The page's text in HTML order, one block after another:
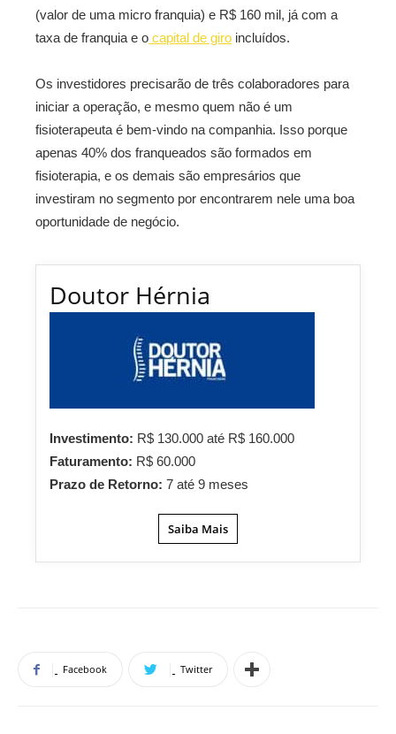
(valor de uma micro franquia) e R$ 160 mil, já com a
taxa de franquia e o capital de giro incluídos.
Os investidores precisarão de três colaboradores para
iniciar a operação, e mesmo quem não é um
fisioterapeuta é bem-vindo na companhia. Isso porque
apenas 40% dos franqueados são formados em
fisioterapia, e os demais são empresários que
investiram no segmento por encontrarem nele uma boa
oportunidade de negócio.
Doutor Hérnia
Investimento: R$ 130.000 até R$ 160.000
Faturamento: R$ 60.000
Prazo de Retorno: 7 até 9 meses
Saiba Mais
Facebook Twitter